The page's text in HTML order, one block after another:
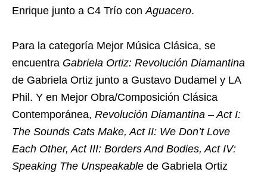
Enrique junto a C4 Trío conAguacero.
Para la categoría Mejor Música Clásica, se
encuentra Gabriela Ortiz: Revolución Diamantina
de Gabriela Ortiz junto a Gustavo Dudamel y LA
Phil. Y en Mejor Obra/Composición Clásica
Contemporánea, Revolución Diamantina – Act I:
The Sounds Cats Make, Act II: We Don’t Love
Each Other, Act III: Borders And Bodies, Act IV:
Speaking The Unspeakable de Gabriela Ortiz